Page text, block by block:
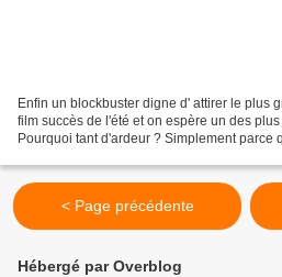
Enfin un blockbuster digne d' attirer le plus
film succès de l'été et on espère un des
Pourquoi tant d'ardeur ? Simplement parce
< Page précédente
Hébergé par Overblog